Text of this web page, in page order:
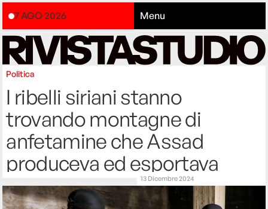
7 AGO 2026 Menu
Politica
I ribelli siriani stanno
trovando montagne di
anfetamine che Assad
produceva ed esportava
13 Dicembre 2024